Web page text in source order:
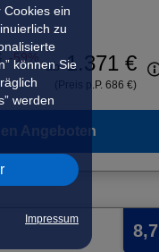
Cookies ein
zu
können Sie
werden
Impressum
-59%
ab1.371 €
(Preis p.P. 686 €)
Angeboten
8,7